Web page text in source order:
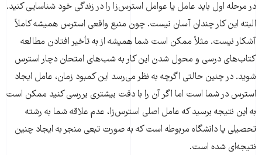
در مرحله اول باید عامل یا عوامل استرس‌زا را در زندگی خود شناسایی کنید.
البته این کار چندان آسان نیست. چون منبع واقعی استرس همیشه کاملاً
آشکار نیست. مثلاً ممکن است شما همیشه از به تأخیر افتادن مطالعه
کتاب‌های درسی و محول شدن این کار به شب‌های امتحان دچار استرس
شوید. در چنین حالتی اگرچه به نظر می‌رسد این کمبود زمان، عامل ایجاد
استرس در شما است اما اگر آن را با دقت بیشتری بررسی کنید ممکن است
به این نتیجه برسید که عامل اصلی استرس‌زا، عدم علاقه شما به رشته
تحصیلی یا دانشگاه مربوطه است که به صورت تبعی منجر به ایجاد چنین
نتیجه‌ای شده است.